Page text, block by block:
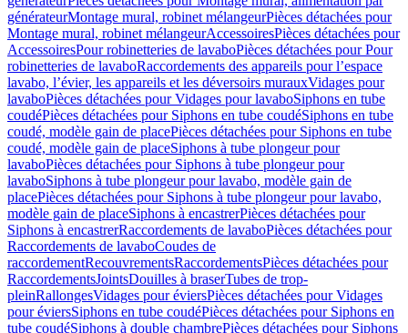
générateurMontage mural, robinet mélangeurPièces détachées pour
Montage mural, robinet mélangeurAccessoiresPièces détachées pour
AccessoiresPour robinetteries de lavaboPièces détachées pour Pour
robinetteries de lavaboRaccordements des appareils pour l’espace
lavabo, l’évier, les appareils et les déversoirs murauxVidages pour
lavaboPièces détachées pour Vidages pour lavaboSiphons en tube
coudéPièces détachées pour Siphons en tube coudéSiphons en tube
coudé, modèle gain de placePièces détachées pour Siphons en tube
coudé, modèle gain de placeSiphons à tube plongeur pour
lavaboPièces détachées pour Siphons à tube plongeur pour
lavaboSiphons à tube plongeur pour lavabo, modèle gain de
placePièces détachées pour Siphons à tube plongeur pour lavabo,
modèle gain de placeSiphons à encastrerPièces détachées pour
Siphons à encastrerRaccordements de lavaboPièces détachées pour
Raccordements de lavaboCoudes de
raccordementRecouvrementsRaccordementsPièces détachées pour
RaccordementsJointsDouilles à braserTubes de trop-
pleinRallongesVidages pour éviersPièces détachées pour Vidages
pour éviersSiphons en tube coudéPièces détachées pour Siphons en
tube coudéSiphons à double chambrePièces détachées pour Siphons